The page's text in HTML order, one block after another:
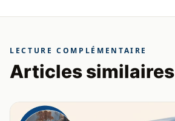
LECTURE COMPLÉMENTAIRE
Articles similaires